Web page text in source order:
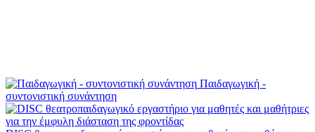
Παιδαγωγική -
συντονιστική συνάντηση